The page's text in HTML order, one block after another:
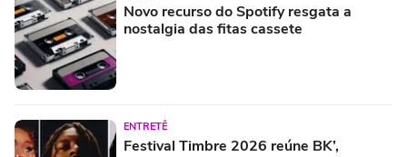
Novo recurso do Spotify resgata a
nostalgia das fitas cassete
ENTRETÊ
Festival Timbre 2026 reúne BK’,